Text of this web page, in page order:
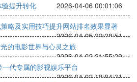
提升转化
2026-04-06 00:01:06
略及实用技巧提升网站排名效果显著
2026-04-05 22:28:51
的电影世界与心灵之旅
2026-04-02 21:55:29
代专属的影视娱乐平台
2026-04-02 18:04:31